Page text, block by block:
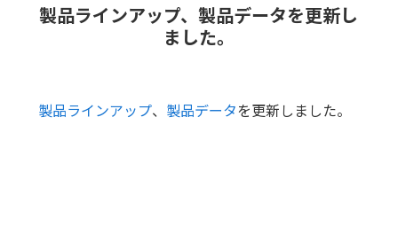
製品ラインアップ、製品データを更新し
ました。
製品ラインアップ、 製品データを更新しました。